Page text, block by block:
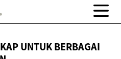
UNTUK BERBAGAI